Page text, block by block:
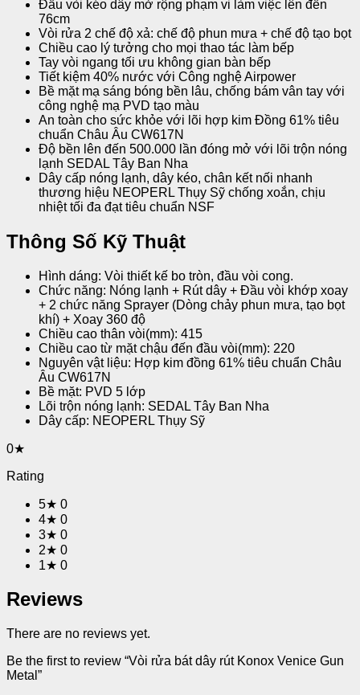
Đầu vòi kéo dây mở rộng phạm vi làm việc lên đến
76cm
Vòi rửa 2 chế độ xả: chế độ phun mưa + chế độ tạo bọt
Chiều cao lý tưởng cho mọi thao tác làm bếp
Tay vòi ngang tối ưu không gian bàn bếp
Tiết kiệm 40% nước với Công nghệ Airpower
Bề mặt mạ sáng bóng bền lâu, chống bám vân tay với
công nghệ mạ PVD tạo màu
An toàn cho sức khỏe với lõi hợp kim Đồng 61% tiêu
chuẩn Châu Âu CW617N
Độ bền lên đến 500.000 lần đóng mở với lõi trộn nóng
lạnh SEDAL Tây Ban Nha
Dây cấp nóng lạnh, dây kéo, chân kết nối nhanh
thương hiệu NEOPERL Thụy Sỹ chống xoắn, chịu
nhiệt tối đa đạt tiêu chuẩn NSF
Thông Số Kỹ Thuật
Hình dáng: Vòi thiết kế bo tròn, đầu vòi cong.
Chức năng: Nóng lạnh + Rút dây + Đầu vòi khớp xoay
+ 2 chức năng Sprayer (Dòng chảy phun mưa, tạo bọt
khí) + Xoay 360 độ
Chiều cao thân vòi(mm): 415
Chiều cao từ mặt chậu đến đầu vòi(mm): 220
Nguyên vật liệu: Hợp kim đồng 61% tiêu chuẩn Châu
Âu CW617N
Bề mặt: PVD 5 lớp
Lõi trộn nóng lạnh: SEDAL Tây Ban Nha
Dây cấp: NEOPERL Thụy Sỹ
0★
Rating
5★ 0
4★ 0
3★ 0
2★ 0
1★ 0
Reviews
There are no reviews yet.
Be the first to review “Vòi rửa bát dây rút Konox Venice Gun
Metal”